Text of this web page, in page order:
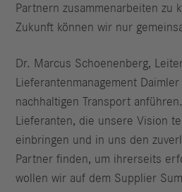
Partnern zusammenarbeiten zu
Zukunft können wir nur
Dr. Marcus Schoenenberg,
Lieferantenmanagement
nachhaltigen Transport
Lieferanten, die unsere Vision
einbringen und in uns den
Partner finden, um ihrerseits
wollen wir auf dem Supplier